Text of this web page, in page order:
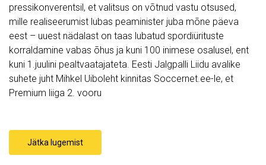
pressikonverentsil, et valitsus on võtnud vastu otsused,
mille realiseerumist lubas peaminister juba mõne päeva
eest – uuest nädalast on taas lubatud spordiürituste
korraldamine vabas õhus ja kuni 100 inimese osalusel, ent
kuni 1.juulini pealtvaatajateta. Eesti Jalgpalli Liidu avalike
suhete juht Mihkel Uiboleht kinnitas Soccernet.ee-le, et
Premium liiga 2. vooru
Jätka lugemist